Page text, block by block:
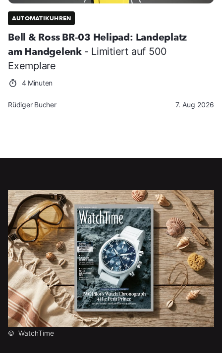
AUTOMATIKUHREN
Bell & Ross BR-03 Helipad: Landeplatz
am Handgelenk - Limitiert auf 500
Exemplare
4 Minuten
Rüdiger Bucher 7. Aug 2026
© WatchTime